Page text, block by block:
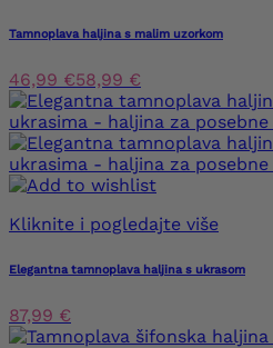
Tamnoplava haljina s malim uzorkom
46,99 €58,99 €
Kliknite i pogledajte više
Elegantna tamnoplava haljina s ukrasom
87,99 €